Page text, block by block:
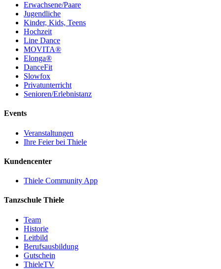
Erwachsene/Paare
Jugendliche
Kinder, Kids, Teens
Hochzeit
Line Dance
MOVITA®
Elonga®
DanceFit
Slowfox
Privatunterricht
Senioren/Erlebnistanz
Events
Veranstaltungen
Ihre Feier bei Thiele
Kundencenter
Thiele Community App
Tanzschule Thiele
Team
Historie
Leitbild
Berufsausbildung
Gutschein
ThieleTV